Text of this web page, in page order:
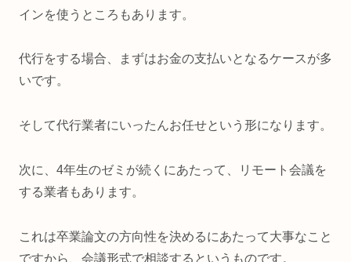
インを使うところもあります。
代行をする場合、まずはお金の支払いとなるケースが多
いです。
そして代行業者にいったんお任せという形になります。
次に、4年生のゼミが続くにあたって、リモート会議を
する業者もあります。
これは卒業論文の方向性を決めるにあたって大事なこと
ですから、会議形式で相談するというものです。